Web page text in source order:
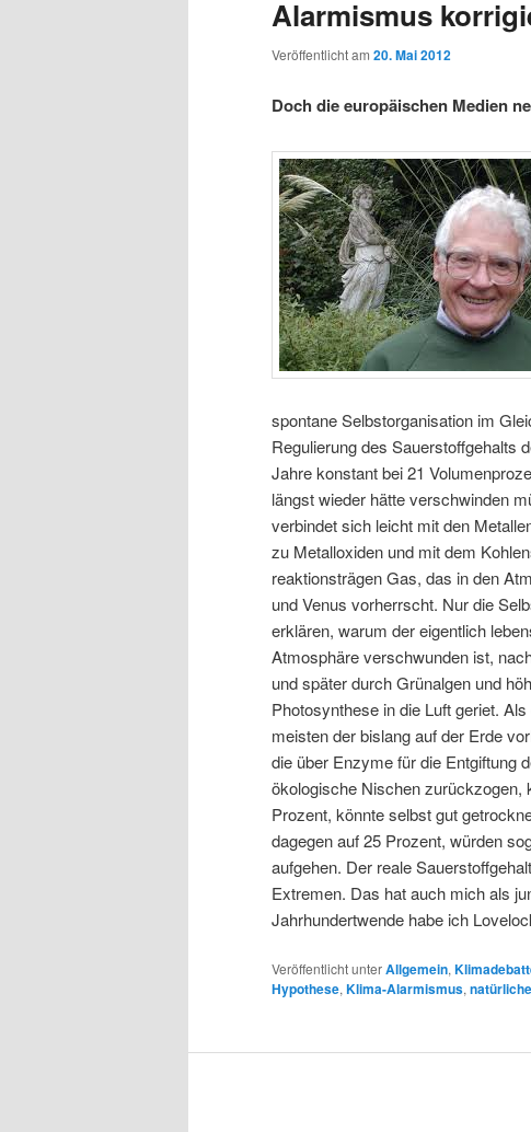
Alarmismus
Veröffentlicht am 20. Mai 2012
Doch die europäischen Medien
spontane Selbstorganisation im
Regulierung des Sauerstoffgehalts
Jahre konstant bei 21
längst wieder hätte verschwinden
verbindet sich leicht mit den
zu Metalloxiden und mit dem
reaktionsträgen Gas, das in den
und Venus vorherrscht. Nur die
erklären, warum der eigentlich
Atmosphäre verschwunden ist,
und später durch Grünalgen und
Photosynthese in die Luft geriet.
meisten der bislang auf der Erde
die über Enzyme für die Entgiftung
ökologische Nischen zurückzogen,
Prozent, könnte selbst gut
dagegen auf 25 Prozent, würden
aufgehen. Der reale
Extremen. Das hat auch mich als
Jahrhundertwende habe ich
Veröffentlicht unterAllgemein,
Hypothese, Klima-Alarmismus,